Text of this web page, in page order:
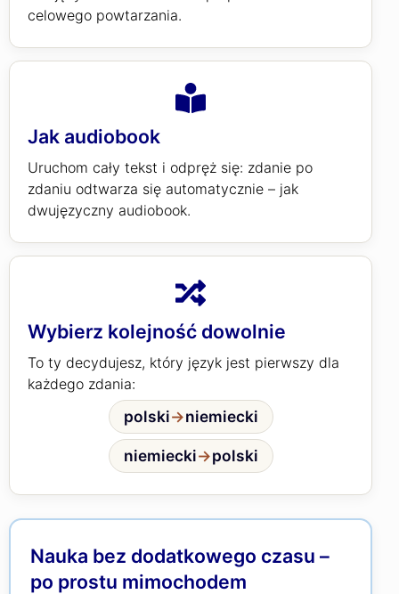
celowego powtarzania.
Jak audiobook
Uruchom cały tekst i odpręż się: zdanie po
zdaniu odtwarza się automatycznie – jak
dwujęzyczny audiobook.
Wybierz kolejność dowolnie
To ty decydujesz, który język jest pierwszy dla
każdego zdania:
polski→niemiecki
niemiecki→polski
Nauka bez dodatkowego czasu –
po prostu mimochodem